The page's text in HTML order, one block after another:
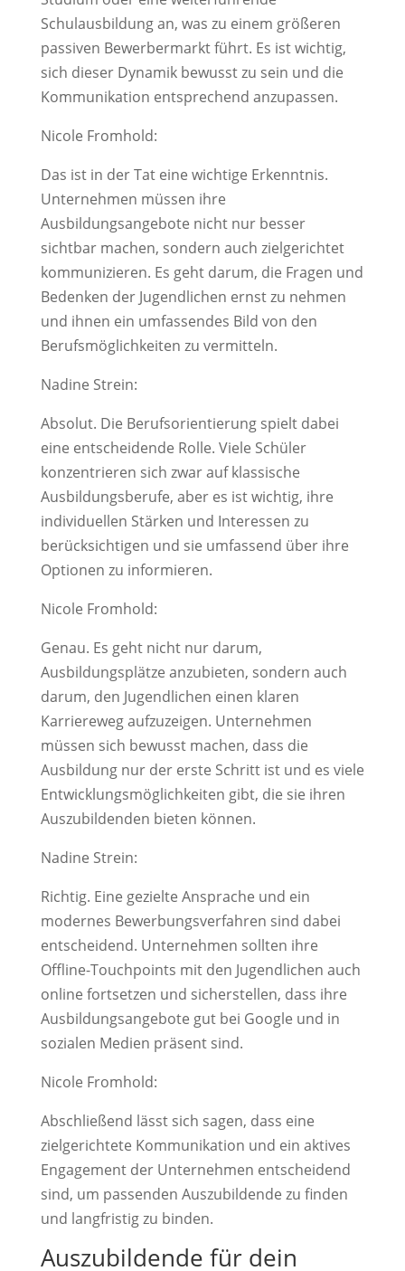
Schulausbildung an, was zu einem größeren
passiven Bewerbermarkt führt. Es ist wichtig,
sich dieser Dynamik bewusst zu sein und die
Kommunikation entsprechend anzupassen.
Nicole Fromhold:
Das ist in der Tat eine wichtige Erkenntnis.
Unternehmen müssen ihre
Ausbildungsangebote nicht nur besser
sichtbar machen, sondern auch zielgerichtet
kommunizieren. Es geht darum, die Fragen und
Bedenken der Jugendlichen ernst zu nehmen
und ihnen ein umfassendes Bild von den
Berufsmöglichkeiten zu vermitteln.
Nadine Strein:
Absolut. Die Berufsorientierung spielt dabei
eine entscheidende Rolle. Viele Schüler
konzentrieren sich zwar auf klassische
Ausbildungsberufe, aber es ist wichtig, ihre
individuellen Stärken und Interessen zu
berücksichtigen und sie umfassend über ihre
Optionen zu informieren.
Nicole Fromhold:
Genau. Es geht nicht nur darum,
Ausbildungsplätze anzubieten, sondern auch
darum, den Jugendlichen einen klaren
Karriereweg aufzuzeigen. Unternehmen
müssen sich bewusst machen, dass die
Ausbildung nur der erste Schritt ist und es viele
Entwicklungsmöglichkeiten gibt, die sie ihren
Auszubildenden bieten können.
Nadine Strein:
Richtig. Eine gezielte Ansprache und ein
modernes Bewerbungsverfahren sind dabei
entscheidend. Unternehmen sollten ihre
Offline-Touchpoints mit den Jugendlichen auch
online fortsetzen und sicherstellen, dass ihre
Ausbildungsangebote gut bei Google und in
sozialen Medien präsent sind.
Nicole Fromhold:
Abschließend lässt sich sagen, dass eine
zielgerichtete Kommunikation und ein aktives
Engagement der Unternehmen entscheidend
sind, um passenden Auszubildende zu finden
und langfristig zu binden.
Auszubildende für dein